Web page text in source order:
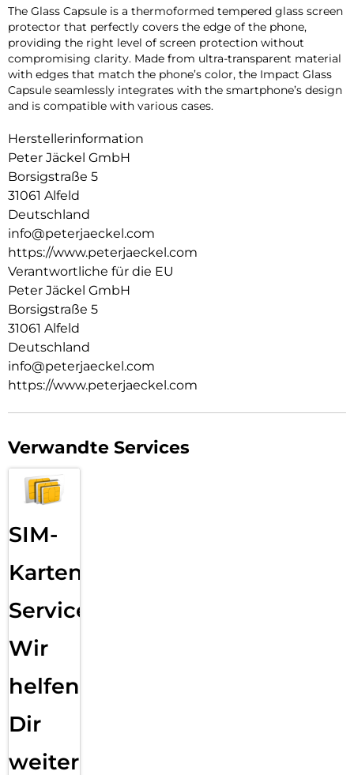
The Glass Capsule is a thermoformed tempered glass screen
protector that perfectly covers the edge of the phone,
providing the right level of screen protection without
compromising clarity. Made from ultra-transparent material
with edges that match the phone’s color, the Impact Glass
Capsule seamlessly integrates with the smartphone’s design
and is compatible with various cases.
Herstellerinformation
Peter Jäckel GmbH
Borsigstraße 5
31061 Alfeld
Deutschland
info@peterjaeckel.com
https://www.peterjaeckel.com
Verantwortliche für die EU
Peter Jäckel GmbH
Borsigstraße 5
31061 Alfeld
Deutschland
info@peterjaeckel.com
https://www.peterjaeckel.com
Verwandte Services
SIM-
Karten
Service:
Wir
helfen
Dir
weiter